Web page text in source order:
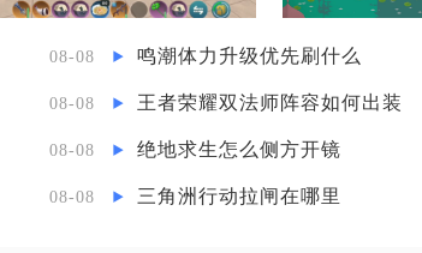
08-08 鸣潮体力升级优先刷什么
08-08 王者荣耀双法师阵容如何出装
08-08 绝地求生怎么侧方开镜
08-08 三角洲行动拉闸在哪里